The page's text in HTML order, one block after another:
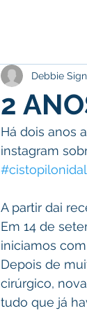
2
Debbie
Há dois anos
instagram
#cistopilonidal
A partir dai
Em 14 de
iniciamos
Depois de
cirúrgico,
tudo que já